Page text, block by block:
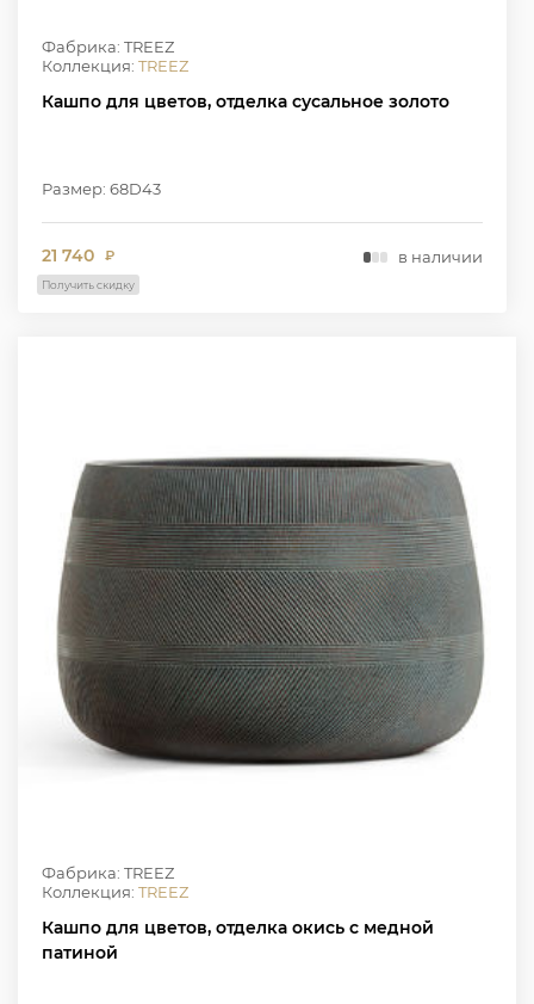
Фабрика: TREEZ
Коллекция: TREEZ
Кашпо для цветов, отделка сусальное золото
Размер: 68D43
21 740 ₽ в наличии
Получить скидку
Фабрика: TREEZ
Коллекция: TREEZ
Кашпо для цветов, отделка окись с медной
патиной